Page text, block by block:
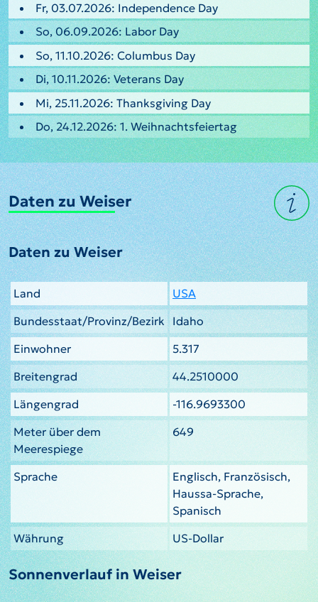
Fr, 03.07.2026: Independence Day
So, 06.09.2026: Labor Day
So, 11.10.2026: Columbus Day
Di, 10.11.2026: Veterans Day
Mi, 25.11.2026: Thanksgiving Day
Do, 24.12.2026: 1. Weihnachtsfeiertag
Daten zu Weiser
Daten zu Weiser
Land
USA
Bundesstaat/Provinz/Bezirk Idaho
Einwohner
5.317
Breitengrad
44.2510000
Längengrad
-116.9693300
Meter über dem
Meerespiege
649
Sprache
Englisch, Französisch,
Haussa-Sprache,
Spanisch
Währung
US-Dollar
Sonnenverlauf in Weiser